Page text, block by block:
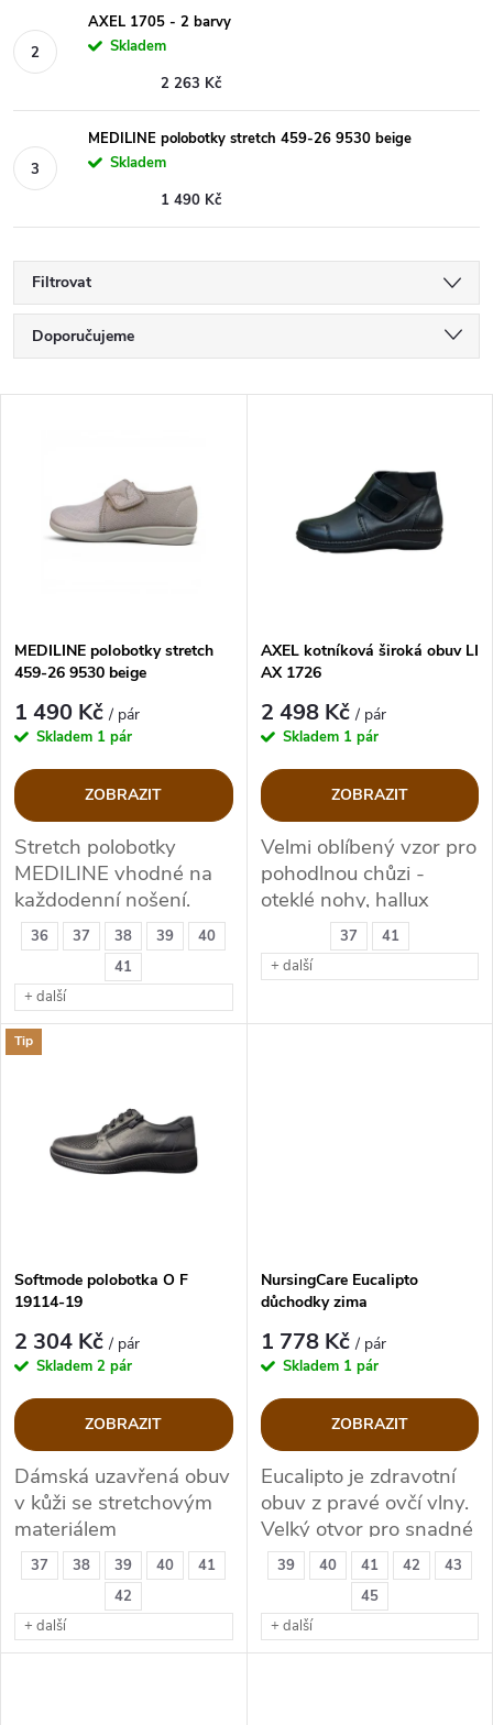
AXEL 1705 - 2 barvy
Skladem
2 263 Kč
MEDILINE polobotky stretch 459-26 9530 beige
Skladem
1 490 Kč
Filtrovat
Ř
a
p
r
o
d
u
k
t
ů
Doporučujeme
Abecedně
s
p
r
o
d
u
k
t
36 37 38 39
40
41
+ další
MEDILINE polobotky stretch
459-26 9530 beige
1 490 Kč/ pár
Skladem 1 pár
ZOBRAZIT
Stretch polobotky
MEDILINE vhodné na
každodenní nošení.
37
41
+ další
AXEL kotníková široká obuv LI
AX 1726
2 498 Kč/ pár
Skladem 1 pár
ZOBRAZIT
Velmi oblíbený vzor pro
pohodlnou chůzi -
oteklé nohy, hallux
valgus, kladívkové
prsty.
Tip
37 38 39 40
41
42
+ další
Softmode polobotka O F
19114-19
2 304 Kč/ pár
Skladem 2 pár
ZOBRAZIT
Dámská uzavřená obuv
v kůži se stretchovým
materiálem
39 40 41 42
43
45
+ další
NursingCare Eucalipto
důchodky zima
1 778 Kč/ pár
Skladem 1 pár
ZOBRAZIT
Eucalipto je zdravotní
obuv z pravé ovčí vlny.
Velký otvor pro snadné
nazutí a zapínání na
suchý zip.